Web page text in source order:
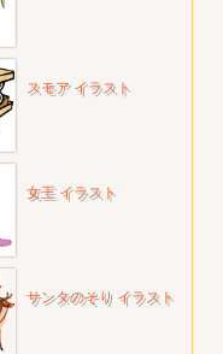
スモア イラスト
女王 イラスト
サンタのそり イラスト